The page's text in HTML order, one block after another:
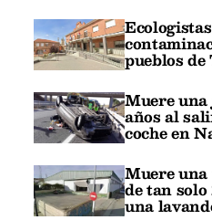
pueblos de
Muere una
años al
coche en
Muere
de tan solo
una